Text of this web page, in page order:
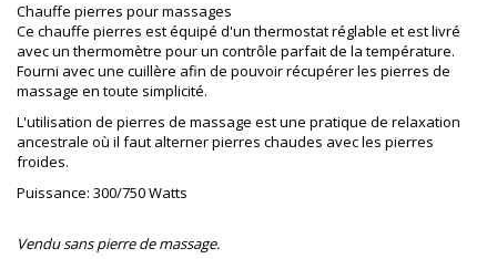
Chauffe pierres pour massages
Ce chauffe pierres est équipé d'un thermostat réglable et est livré
avec un thermomètre pour un contrôle parfait de la température.
Fourni avec une cuillère afin de pouvoir récupérer les pierres de
massage en toute simplicité.
L'utilisation de pierres de massage est une pratique de relaxation
ancestrale où il faut alterner pierres chaudes avec les pierres
froides.
Puissance: 300/750 Watts
Vendu sans pierre de massage.